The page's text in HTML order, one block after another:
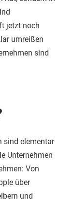
jetzt noch
umreißen
sind
sind elementar
Unternehmen
Von
über
und